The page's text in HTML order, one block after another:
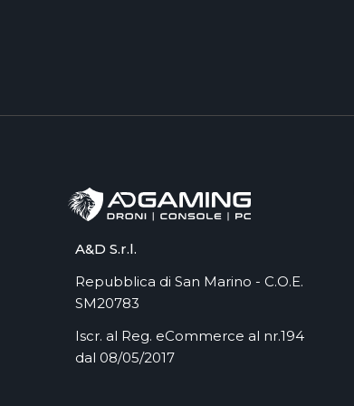
ATLUS
ATOMIC
AUDEZE
AVANQUEST ITALIA
AVM
AVM FRITZ!
A&D S.r.l.
Repubblica di San Marino - C.O.E.
SM20783
Iscr. al Reg. eCommerce al nr.194
dal 08/05/2017